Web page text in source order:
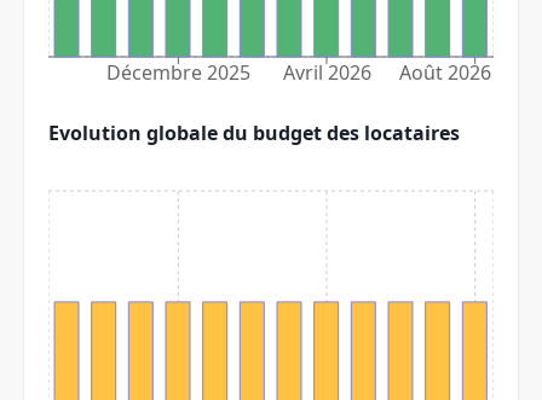
Décembre 2025 Avril 2026 Août 2026
Evolution globale du budget des locataires